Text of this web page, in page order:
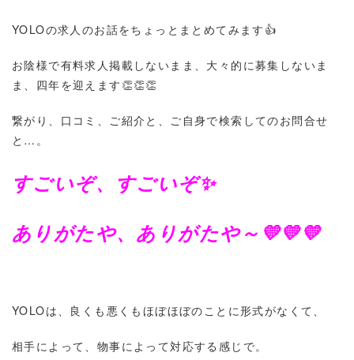
YOLOの求人のお話をちょっとまとめてみます👍
お陰様で有料求人掲載しないまま、大々的に募集しないま
ま、四年を迎えます👏👏👏
繋がり、口コミ、ご紹介と、ご自身で検索してのお問合せ
と…。
すごいぞ、すごいぞ✨
ありがたや、ありがたや～💛💛💛
YOLOは、良くも悪くもほぼほぼのことに形式がなくて、
相手によって、物事によって対応する感じで。